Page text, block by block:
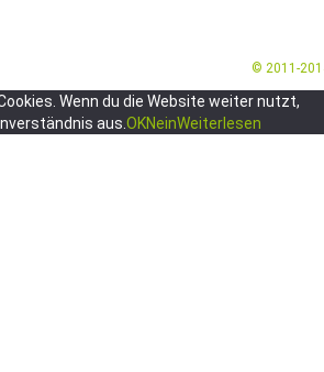
© 2011-
Wenn du die Website weiter nutzt,
aus. OKNeinWeiterlesen